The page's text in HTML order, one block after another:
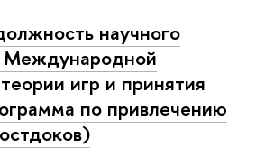
научного
Международной
игр и принятия
по привлечению